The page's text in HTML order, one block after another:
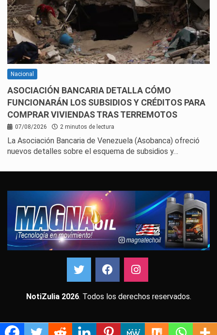
Nacional
ASOCIACIÓN BANCARIA DETALLA CÓMO
FUNCIONARÁN LOS SUBSIDIOS Y CRÉDITOS PARA
COMPRAR VIVIENDAS TRAS TERREMOTOS
07/08/2026 2 minutos de lectura
La Asociación Bancaria de Venezuela (Asobanca) ofreció
nuevos detalles sobre el esquema de subsidios y…
NotiZulia 2026. Todos los derechos reservados.